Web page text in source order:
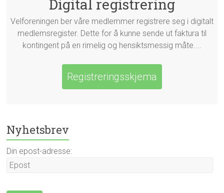
Digital registrering
Velforeningen ber våre medlemmer registrere seg i digitalt
medlemsregister. Dette for å kunne sende ut faktura til
kontingent på en rimelig og hensiktsmessig måte....
Registreringsskjema
Nyhetsbrev
Din epost-adresse: